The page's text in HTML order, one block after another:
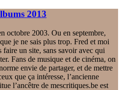
2013
octobre 2003. Ou en septembre,
je ne sais plus trop. Fred et moi
faire un site, sans savoir avec qui
Fans de musique et de cinéma, on
envie de partager, et de mettre
que ça intéresse, l’ancienne
l’ancêtre de mescritiques.be est